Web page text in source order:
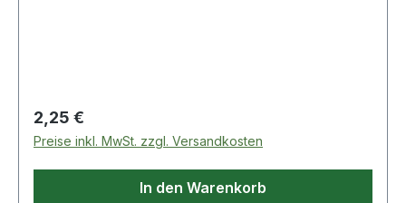
Regulärer Preis:
2,25 €
Preise inkl. MwSt. zzgl. Versandkosten
In den Warenkorb